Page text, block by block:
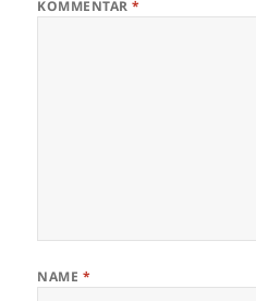
KOMMENTAR*
NAME *